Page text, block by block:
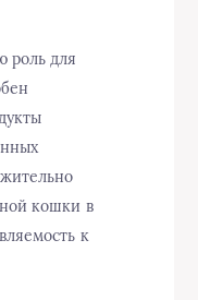
роль для
кошки в
к